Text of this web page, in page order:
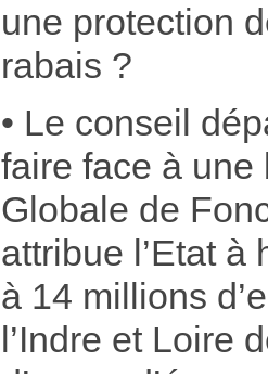
une protection
rabais ?
• Le conseil
faire face à une
Globale de
attribue l’Etat à
à 14 millions
l’Indre et Loire